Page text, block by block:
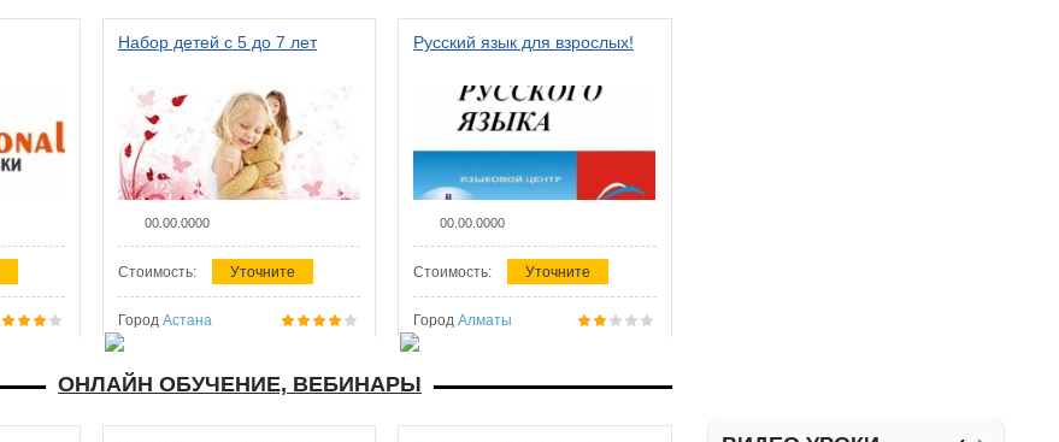
Набор детей с 5 до 7 лет
00.00.0000
Стоимость: Уточните
Город Астана
Русский язык для взрослых!
00.00.0000
Стоимость: Уточните
Город Алматы
ОНЛАЙН ОБУЧЕНИЕ, ВЕБИНАРЫ